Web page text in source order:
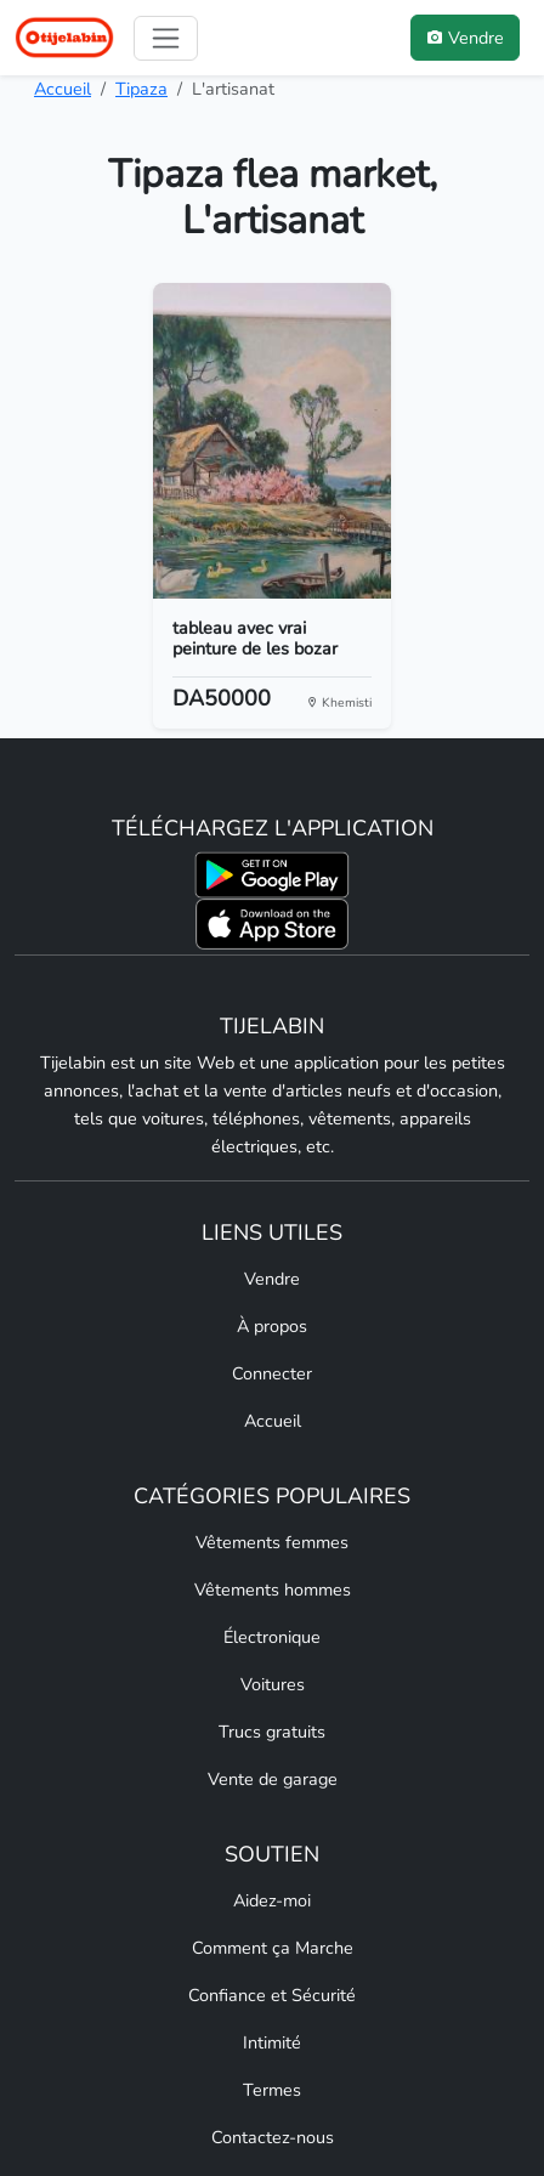
Vendre
Accueil Tipaza L'artisanat
Tipaza flea market,
L'artisanat
tableau avec vrai
peinture de les bozar
DA50000 Khemisti
TÉLÉCHARGEZ L'APPLICATION
TIJELABIN
Tijelabin est un site Web et une application pour les petites
annonces, l'achat et la vente d'articles neufs et d'occasion,
tels que voitures, téléphones, vêtements, appareils
électriques, etc.
LIENS UTILES
Vendre
À propos
Connecter
Accueil
CATÉGORIES POPULAIRES
Vêtements femmes
Vêtements hommes
Électronique
Voitures
Trucs gratuits
Vente de garage
SOUTIEN
Aidez-moi
Comment ça Marche
Confiance et Sécurité
Intimité
Termes
Contactez-nous